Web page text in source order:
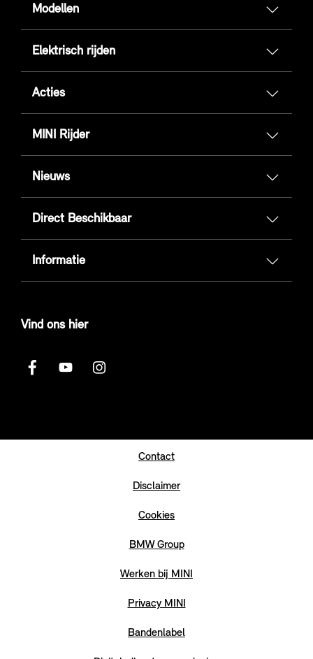
Modellen
Elektrisch rijden
Acties
MINI Rijder
Nieuws
Direct Beschikbaar
Informatie
Vind ons hier
Contact
Disclaimer
Cookies
BMW Group
Werken bij MINI
Privacy MINI
Bandenlabel